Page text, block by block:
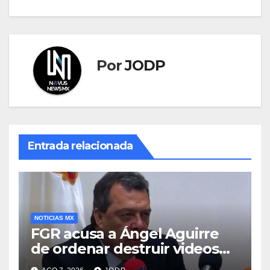
PorJODP
Entrada relacionada
NOTICIAS MX
FGR acusa a Ángel Aguirre
de ordenar destruir videos
clave del caso Ayotzinapa